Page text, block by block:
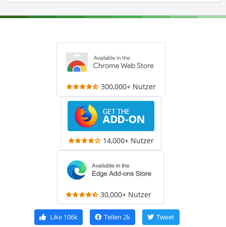
300,000+ Nutzer
14,000+ Nutzer
30,000+ Nutzer
Like 106k Teilen 2k Tweet